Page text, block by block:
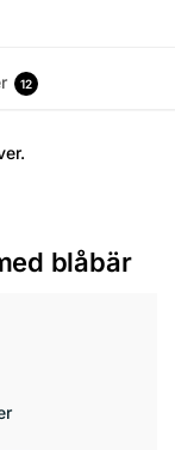
12
blåbär